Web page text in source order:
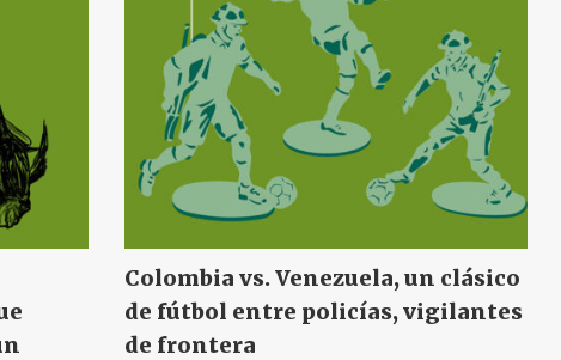
Colombia vs. Venezuela, un clásico
de fútbol entre policías, vigilantes
de frontera